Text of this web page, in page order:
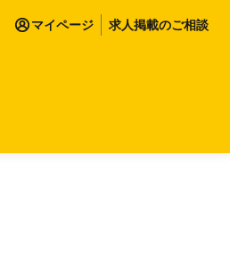
マイページ 求人掲載のご相談